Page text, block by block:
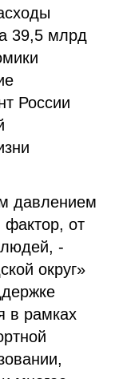
39,5 млрд
России
давлением
фактор, от
людей, -
округ»
в рамках